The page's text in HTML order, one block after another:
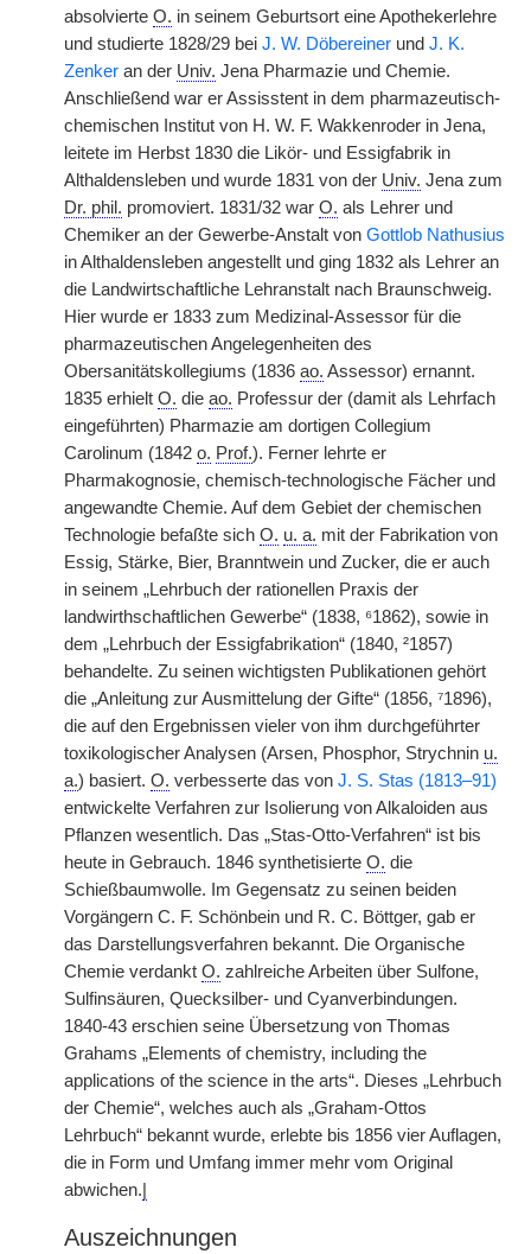
absolvierte O. in seinem Geburtsort eine Apothekerlehre
und studierte 1828/29 bei J. W. Döbereiner und J. K.
Zenker an der Univ. Jena Pharmazie und Chemie.
Anschließend war er Assisstent in dem pharmazeutisch-
chemischen Institut von H. W. F. Wakkenroder in Jena,
leitete im Herbst 1830 die Likör- und Essigfabrik in
Althaldensleben und wurde 1831 von der Univ. Jena zum
Dr. phil. promoviert. 1831/32 war O. als Lehrer und
Chemiker an der Gewerbe-Anstalt von Gottlob Nathusius
in Althaldensleben angestellt und ging 1832 als Lehrer an
die Landwirtschaftliche Lehranstalt nach Braunschweig.
Hier wurde er 1833 zum Medizinal-Assessor für die
pharmazeutischen Angelegenheiten des
Obersanitätskollegiums (1836 ao. Assessor) ernannt.
1835 erhielt O. die ao. Professur der (damit als Lehrfach
eingeführten) Pharmazie am dortigen Collegium
Carolinum (1842 o. Prof.). Ferner lehrte er
Pharmakognosie, chemisch-technologische Fächer und
angewandte Chemie. Auf dem Gebiet der chemischen
Technologie befaßte sich O. u. a. mit der Fabrikation von
Essig, Stärke, Bier, Branntwein und Zucker, die er auch
in seinem „Lehrbuch der rationellen Praxis der
landwirthschaftlichen Gewerbe“ (1838, ⁶1862), sowie in
dem „Lehrbuch der Essigfabrikation“ (1840, ²1857)
behandelte. Zu seinen wichtigsten Publikationen gehört
die „Anleitung zur Ausmittelung der Gifte“ (1856, ⁷1896),
die auf den Ergebnissen vieler von ihm durchgeführter
toxikologischer Analysen (Arsen, Phosphor, Strychnin u.
a.) basiert. O. verbesserte das von J. S. Stas (1813–91)
entwickelte Verfahren zur Isolierung von Alkaloiden aus
Pflanzen wesentlich. Das „Stas-Otto-Verfahren“ ist bis
heute in Gebrauch. 1846 synthetisierte O. die
Schießbaumwolle. Im Gegensatz zu seinen beiden
Vorgängern C. F. Schönbein und R. C. Böttger, gab er
das Darstellungsverfahren bekannt. Die Organische
Chemie verdankt O. zahlreiche Arbeiten über Sulfone,
Sulfinsäuren, Quecksilber- und Cyanverbindungen.
1840-43 erschien seine Übersetzung von Thomas
Grahams „Elements of chemistry, including the
applications of the science in the arts“. Dieses „Lehrbuch
der Chemie“, welches auch als „Graham-Ottos
Lehrbuch“ bekannt wurde, erlebte bis 1856 vier Auflagen,
die in Form und Umfang immer mehr vom Original
abwichen.
Auszeichnungen